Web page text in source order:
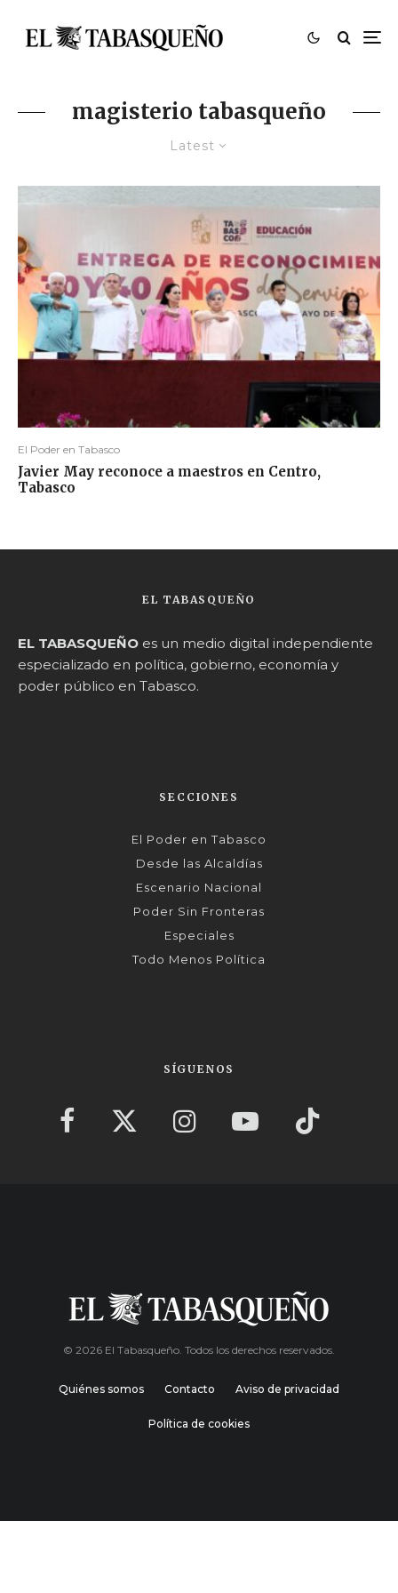
magisterio tabasqueño
Latest
El Poder en Tabasco
Javier May reconoce a maestros en Centro,
Tabasco
EL TABASQUEÑO
EL TABASQUEÑO es un medio digital independiente
especializado en política, gobierno, economía y
poder público en Tabasco.
SECCIONES
El Poder en Tabasco
Desde las Alcaldías
Escenario Nacional
Poder Sin Fronteras
Especiales
Todo Menos Política
SÍGUENOS
© 2026 El Tabasqueño. Todos los derechos reservados.
Quiénes somos Contacto Aviso de privacidad
Política de cookies